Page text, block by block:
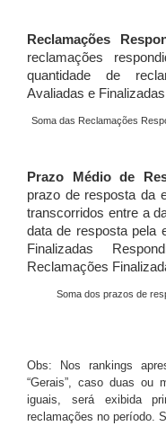
Reclamações
reclamações
quantidade de
Avaliadas e
Soma das Reclamações
Prazo Médio de
prazo de resposta da
transcorridos entre a
data de resposta pela
Finalizadas
Reclamações
Soma dos prazos de
Obs: Nos rankings
“Gerais”, caso duas ou
iguais, será exibida
reclamações no período.